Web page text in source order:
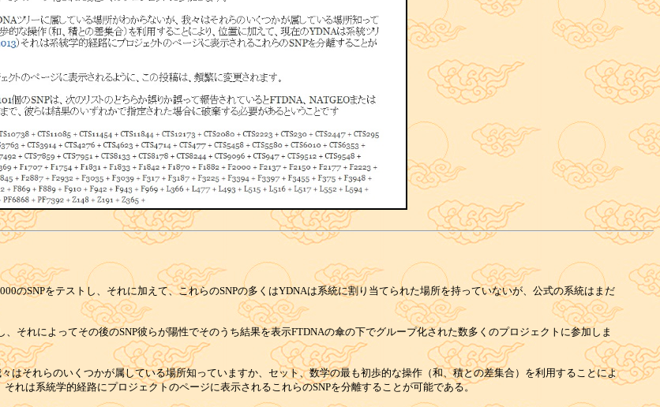
のSNPをテストし、それに加えて、これらのSNPの多くはYDNAは系統に割り当てられた場所を持っていないが、公式の系統はまだ
それによってその後のSNP彼らが陽性でそのうち結果を表示FTDNAの傘の下でグループ化された数多くのプロジェクトに参加しま
はそれらのいくつかが属している場所知っていますか、セット、数学の最も初歩的な操作（和、積との差集合）を利用することによ
れは系統学的経路にプロジェクトのページに表示されるこれらのSNPを分離することが可能である。